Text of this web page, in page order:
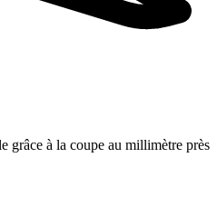
grâce à la coupe au millimètre près